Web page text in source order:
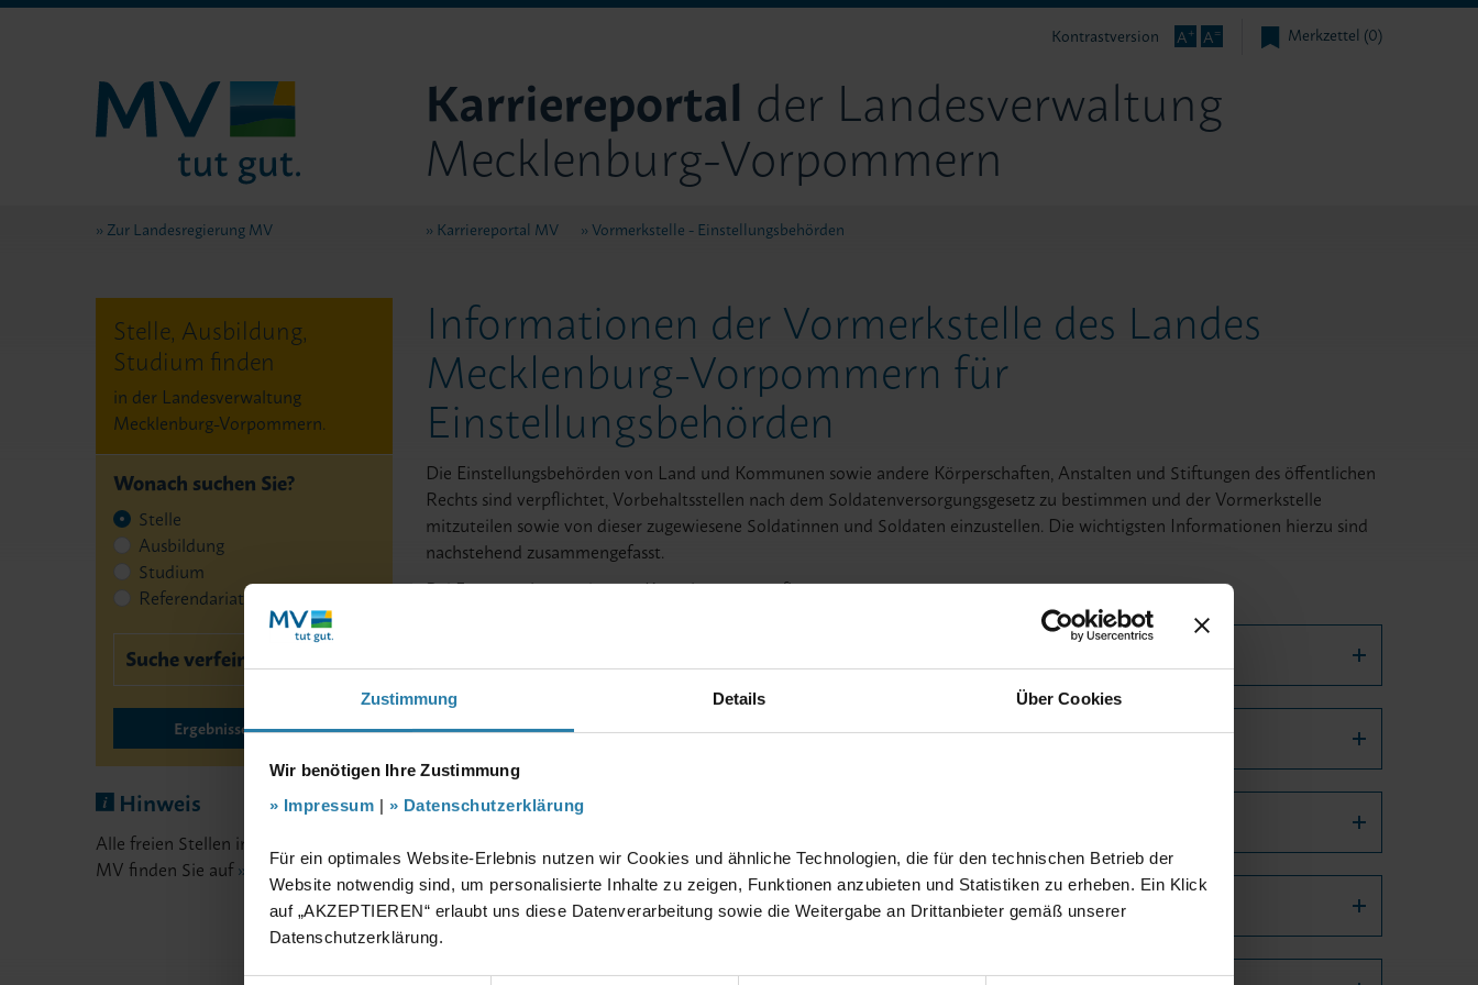
Zustimmung Details Über Cookies
Wir benötigen Ihre Zustimmung
Impressum | Datenschutzerklärung
Für ein optimales Website-Erlebnis nutzen wir Cookies und ähnliche Technologien, die für den technischen Betrieb der
Website notwendig sind, um personalisierte Inhalte zu zeigen, Funktionen anzubieten und Statistiken zu erheben. Ein Klick
auf „AKZEPTIEREN“ erlaubt uns diese Datenverarbeitung sowie die Weitergabe an Drittanbieter gemäß unserer
Datenschutzerklärung.
Kontrastversion A+ A= Merkzettel (0)
Karriereportal der Landesverwaltung
Mecklenburg-Vorpommern
Zur Landesregierung MV Karriereportal MV Vormerkstelle - Einstellungsbehörden
Stelle, Ausbildung,
Studium finden
in der Landesverwaltung
Mecklenburg-Vorpommern.
Wonach suchen Sie?
Stelle
Ausbildung
Studium
Referendariat
Suche verfeinern
Ergebnisse anzeigen
Hinweis
Alle freien Stellen im Schuldienst von
MV finden Sie auf
Lehrer-in-MV.de
Informationen der Vormerkstelle des Landes
Mecklenburg-Vorpommern für
Einstellungsbehörden
Die Einstellungsbehörden von Land und Kommunen sowie andere Körperschaften, Anstalten und Stiftungen des öffentlichen
Rechts sind verpflichtet, Vorbehaltsstellen nach dem Soldatenversorgungsgesetz zu bestimmen und der Vormerkstelle
mitzuteilen sowie von dieser zugewiesene Soldatinnen und Soldaten einzustellen. Die wichtigsten Informationen hierzu sind
nachstehend zusammengefasst.
Bei Fragen nehmen Sie gern Kontakt zu uns auf!
Rechtsgrundlagen
Behörden, bei denen Vorbehaltsstellen zu bestimmen sind
Berechnung der Vorbehaltsstellen